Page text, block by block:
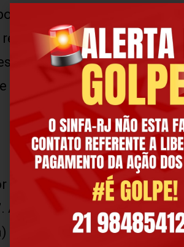
obriga o Poder
corrente líquida
em emendas. Metade do
recebeu, em 2013, o
A pesquisa foi elaborada
Carlos Eduardo Pereira